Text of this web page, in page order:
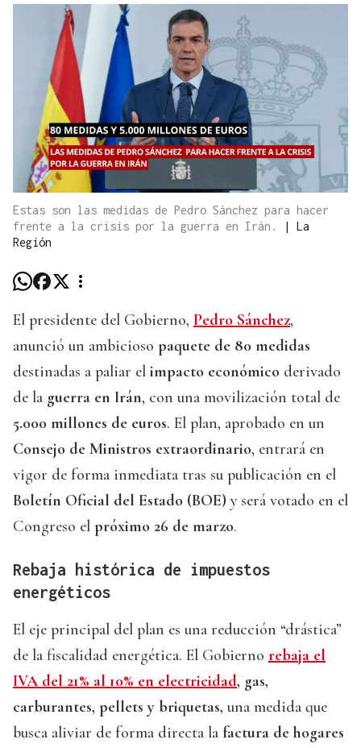
Estas son las medidas de Pedro Sánchez para hacer
frente a la crisis por la guerra en Irán.
| La
Región
El presidente del Gobierno, Pedro Sánchez,
anunció un ambicioso paquete de 80 medidas
destinadas a paliar el impacto económico derivado
de la guerra en Irán, con una movilización total de
5.000 millones de euros. El plan, aprobado en un
Consejo de Ministros extraordinario, entrará en
vigor de forma inmediata tras su publicación en el
Boletín Oficial del Estado (BOE) y será votado en el
Congreso el próximo 26 de marzo.
Rebaja histórica de impuestos
energéticos
El eje principal del plan es una reducción “drástica”
de la fiscalidad energética. El Gobierno rebaja el
IVA del 21% al 10% en electricidad, gas,
carburantes, pellets y briquetas, una medida que
busca aliviar de forma directa la factura de hogares